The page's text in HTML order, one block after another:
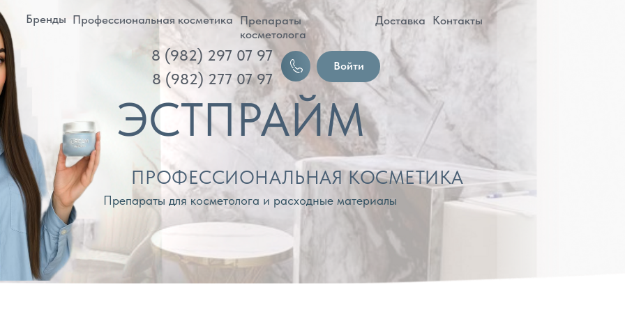
ЭСТПРАЙМ
Препараты для косметолога и расходные материалы
8 (982) 297 07 97
ПРОФЕССИОНАЛЬНАЯ КОСМЕТИКА
Профессиональная косметика Препараты
Контакты
Доставка
8 (982) 277 07 97
Войти